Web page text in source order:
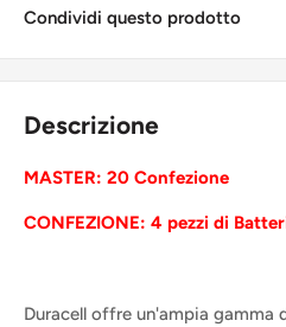
Condividi questo prodotto
Descrizione
MASTER: 20 Confezione
CONFEZIONE: 4 pezzi di
Duracell offre un'ampia gamma